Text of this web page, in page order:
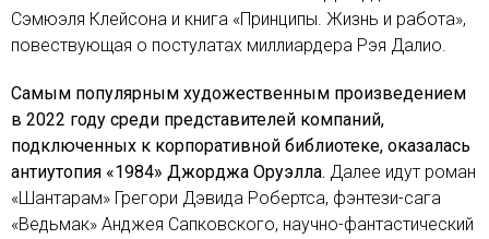
Сэмюэля Клейсона и книга «Принципы. Жизнь и работа»,
повествующая о постулатах миллиардера Рэя Далио.
Самым популярным художественным произведением
в 2022 году среди представителей компаний,
подключенных к корпоративной библиотеке, оказалась
антиутопия «1984» Джорджа Оруэлла. Далее идут роман
«Шантарам» Грегори Дэвида Робертса, фэнтези-сага
«Ведьмак» Анджея Сапковского, научно-фантастический